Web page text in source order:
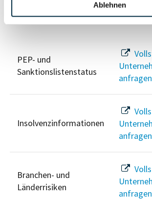
Ablehnen
PEP- und
Sanktionslistenstatus
anfragen
Insolvenzinformationen
anfragen
Branchen- und
Länderrisiken
anfragen